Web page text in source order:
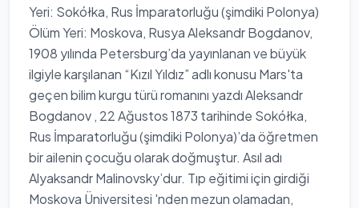
Yeri: Sokółka, Rus İmparatorluğu (şimdiki Polonya)
Ölüm Yeri: Moskova, Rusya Aleksandr Bogdanov,
1908 yılında Petersburg’da yayınlanan ve büyük
ilgiyle karşılanan “Kızıl Yıldız” adlı konusu Mars'ta
geçen bilim kurgu türü romanını yazdı Aleksandr
Bogdanov , 22 Ağustos 1873 tarihinde Sokółka,
Rus İmparatorluğu (şimdiki Polonya)’da öğretmen
bir ailenin çocuğu olarak doğmuştur. Asıl adı
Alyaksandr Malinovsky’dur. Tıp eğitimi için girdiği
Moskova Üniversitesi 'nden mezun olamadan,